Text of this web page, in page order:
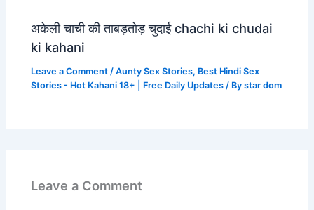
अकेली चाची की ताबड़तोड़ चुदाई chachi ki chudai
ki kahani
Leave a Comment /Aunty Sex Stories, Best Hindi Sex
Stories - Hot Kahani 18+ | Free Daily Updates / Bystar dom
Leave a Comment